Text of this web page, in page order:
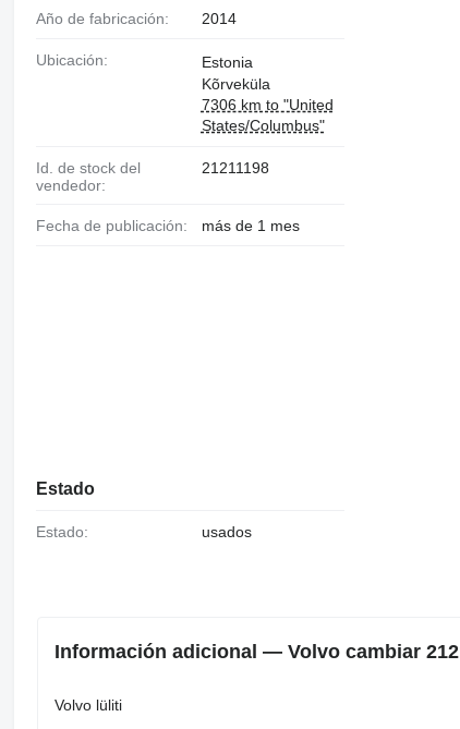
Año de fabricación: 2014
Ubicación:
Estonia
Kõrveküla
7306 km to "United
States/Columbus"
Id. de stock del
vendedor:
21211198
Fecha de publicación: más de 1 mes
Estado
Estado: usados
Información adicional — Volvo cambiar
Volvo lüliti